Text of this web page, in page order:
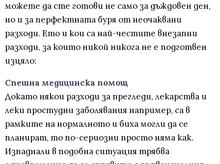
можете да сте готови не само за дъждовен ден,
но и за перфектната буря от неочаквани
разходи. Eто и кои са най-честите внезапни
разходи, за които никой никога не е подготвен
изцяло:
Спешна медицинска помощ
Докато някои разходи за прегледи, лекарства и
леки простудни заболявания например, са в
рамките на нормалното и биха могли да се
планират, то по-сериозни просто няма как.
Изпаднали в подобна ситуация трябва